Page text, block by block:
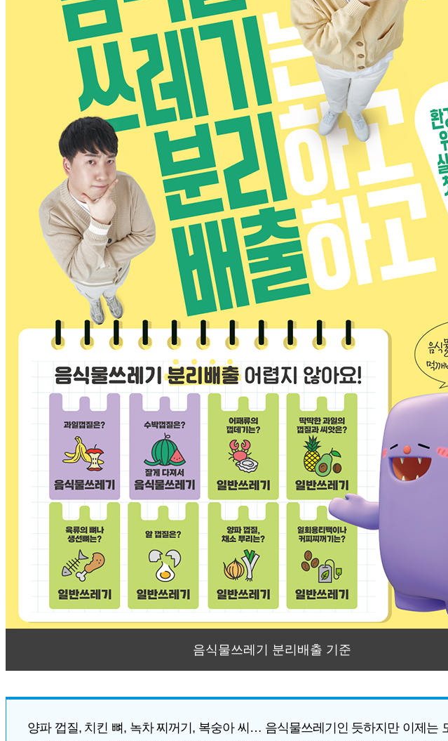
음식물쓰레기 분리배출 기준
양파 껍질, 치킨 뼈, 녹차 찌꺼기, 복숭아 씨… 음식물쓰레기인 듯하지만 이제